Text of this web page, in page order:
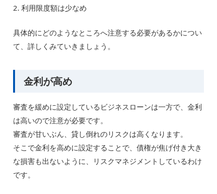
2. 利用限度額は少なめ
具体的にどのようなところへ注意する必要があるかについ
て、詳しくみていきましょう。
金利が高め
審査を緩めに設定しているビジネスローンは一方で、金利
は高いので注意が必要です。
審査が甘いぶん、貸し倒れのリスクは高くなります。
そこで金利を高めに設定することで、債権が焦げ付き大き
な損害も出ないように、リスクマネジメントしているわけ
です。